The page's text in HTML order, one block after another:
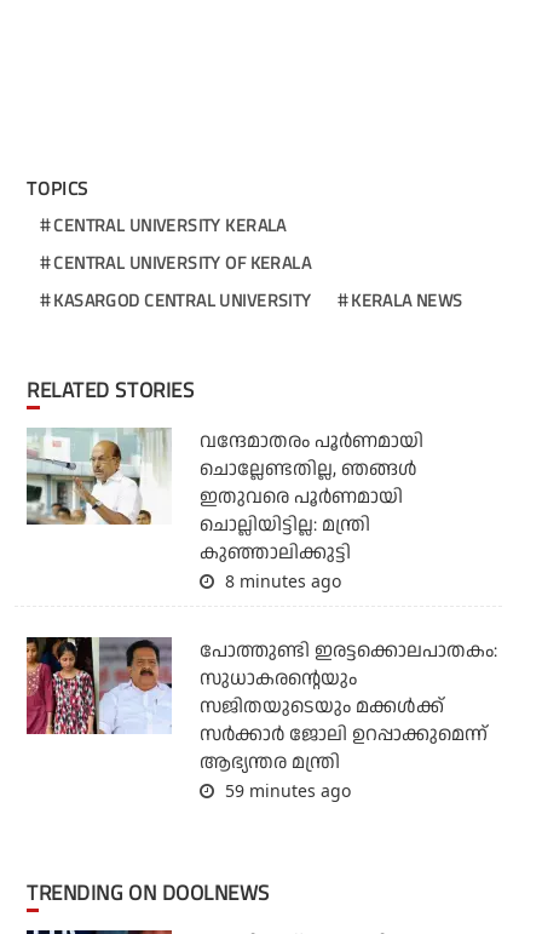
TOPICS
CENTRAL UNIVERSITY KERALA
CENTRAL UNIVERSITY OF KERALA
KASARGOD CENTRAL UNIVERSITY
KERALA NEWS
RELATED STORIES
വന്ദേമാതരം പൂര്‍ണമായി
ചൊല്ലേണ്ടതില്ല, ഞങ്ങള്‍
ഇതുവരെ പൂര്‍ണമായി
ചൊല്ലിയിട്ടില്ല: മന്ത്രി
കുഞ്ഞാലിക്കുട്ടി
8 minutes ago
പോത്തുണ്ടി ഇരട്ടക്കൊലപാതകം:
സുധാകരന്റെയും
സജിതയുടെയും മക്കള്‍ക്ക്
സര്‍ക്കാര്‍ ജോലി ഉറപ്പാക്കുമെന്ന്
ആഭ്യന്തര മന്ത്രി
59 minutes ago
TRENDING ON DOOLNEWS